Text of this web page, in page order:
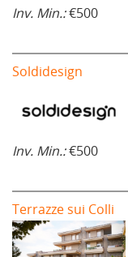
Inv. Min.:€500
Soldidesign
Inv. Min.:€500
Terrazze sui Colli